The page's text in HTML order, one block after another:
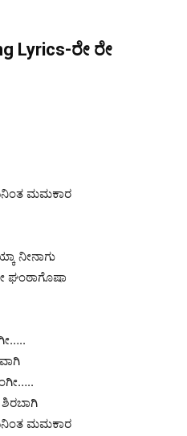
Lyrics-ರೇ ರೇ
ಮಮಕಾರ
ನೀನಾಗು
ಘಂಠಾಗೊಷಾ
ಮಮಕಾರ